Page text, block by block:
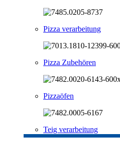
Pizza verarbeitung
Pizza Zubehören
Pizzaöfen
Teig verarbeitung